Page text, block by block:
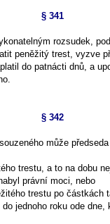
§ 341
rozsudek,
peněžitý trest, vyzve
do patnácti dnů, a
§ 342
může
trestu, a to na dobu
právní moci, nebo
trestu po částkách
jednoho roku ode dne,